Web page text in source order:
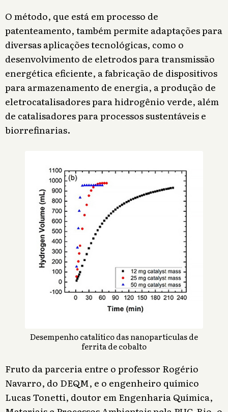
O método, que está em processo de
patenteamento, também permite adaptações para
diversas aplicações tecnológicas, como o
desenvolvimento de eletrodos para transmissão
energética eficiente, a fabricação de dispositivos
para armazenamento de energia, a produção de
eletrocatalisadores para hidrogênio verde, além
de catalisadores para processos sustentáveis e
biorrefinarias.
Desempenho catalítico das nanopartículas de
ferrita de cobalto
Fruto da parceria entre o professor Rogério
Navarro, do DEQM, e o engenheiro químico
Lucas Tonetti, doutor em Engenharia Química,